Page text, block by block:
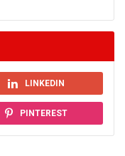
LINKEDIN
PINTEREST